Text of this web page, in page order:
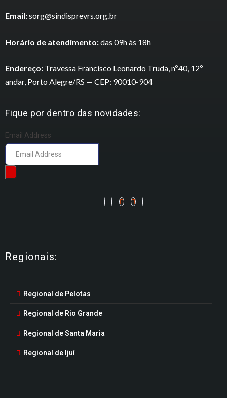
Email:sorg@sindisprevrs.org.br
Horário de atendimento:das 09h às 18h
Endereço: Travessa Francisco Leonardo Truda, nº40, 12º
andar, Porto Alegre/RS — CEP: 90010-904
Fique por dentro das novidades:
Email Address
Regionais:
Regional de Pelotas
Regional de Rio Grande
Regional de Santa Maria
Regional de Ijuí